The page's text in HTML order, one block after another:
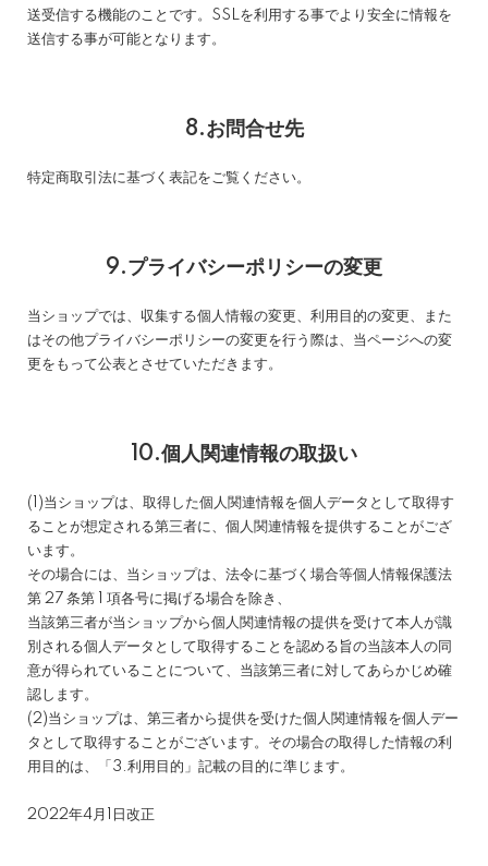
送受信する機能のことです。SSLを利用する事でより安全に情報を
送信する事が可能となります。
8.お問合せ先
特定商取引法に基づく表記をご覧ください。
9.プライバシーポリシーの変更
当ショップでは、収集する個人情報の変更、利用目的の変更、また
はその他プライバシーポリシーの変更を行う際は、当ページへの変
更をもって公表とさせていただきます。
10.個人関連情報の取扱い
(1)当ショップは、取得した個人関連情報を個人データとして取得す
ることが想定される第三者に、個人関連情報を提供することがござ
います。
その場合には、当ショップは、法令に基づく場合等個人情報保護法
第 27 条第 1 項各号に掲げる場合を除き、
当該第三者が当ショップから個人関連情報の提供を受けて本人が識
別される個人データとして取得することを認める旨の当該本人の同
意が得られていることについて、当該第三者に対してあらかじめ確
認します。
(2)当ショップは、第三者から提供を受けた個人関連情報を個人デー
タとして取得することがございます。その場合の取得した情報の利
用目的は、「3.利用目的」記載の目的に準じます。
2022年4月1日改正